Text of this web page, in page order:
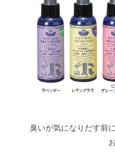
臭いが気になりだす前